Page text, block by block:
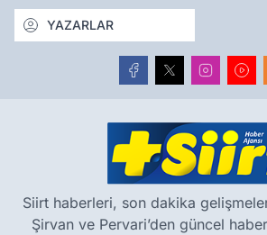
YAZARLAR
Siirt haberleri, son dakika
Şirvan ve Pervari’den güncel